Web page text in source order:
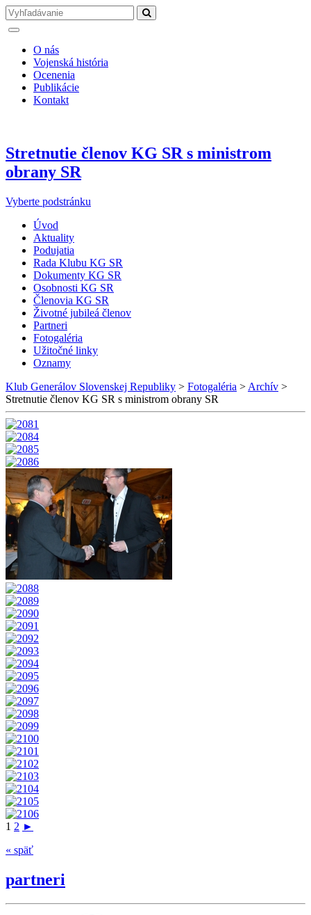
O nás
Vojenská história
Ocenenia
Publikácie
Kontakt
Stretnutie členov KG SR s ministrom
obrany SR
Vyberte podstránku
Úvod
Aktuality
Podujatia
Rada Klubu KG SR
Dokumenty KG SR
Osobnosti KG SR
Členovia KG SR
Životné jubileá členov
Partneri
Fotogaléria
Užitočné linky
Oznamy
Klub Generálov Slovenskej Republiky > Fotogaléria > Archív >
Stretnutie členov KG SR s ministrom obrany SR
1 2 ►
« späť
partneri